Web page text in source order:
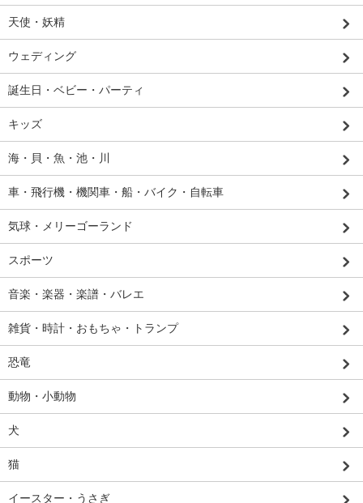
天使・妖精
ウェディング
誕生日・ベビー・パーティ
キッズ
海・貝・魚・池・川
車・飛行機・機関車・船・バイク・自転車
気球・メリーゴーランド
スポーツ
音楽・楽器・楽譜・バレエ
雑貨・時計・おもちゃ・トランプ
恐竜
動物・小動物
犬
猫
イースター・うさぎ